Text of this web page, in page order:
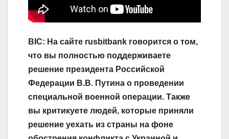
BIC: На сайте rusbitbank говорится о том,
что вы полностью поддерживаете
решение президента Российской
Федерации В.В. Путина о проведении
специальной военной операции. Также
вы критикуете людей, которые приняли
решение уехать из страны на фоне